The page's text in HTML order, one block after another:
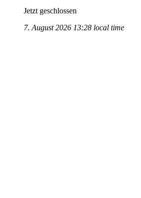
Jetzt geschlossen
7. August 2026 13:28 local time